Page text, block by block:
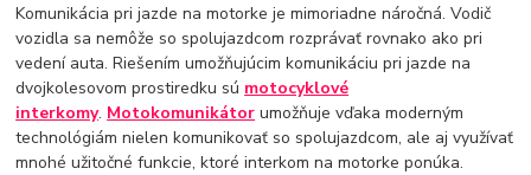
Komunikácia pri jazde na motorke je mimoriadne náročná. Vodič
vozidla sa nemôže so spolujazdcom rozprávať rovnako ako pri
vedení auta. Riešením umožňujúcim komunikáciu pri jazde na
dvojkolesovom prostiredku sú motocyklové
interkomy. Motokomunikátor umožňuje vďaka moderným
technológiám nielen komunikovať so spolujazdcom, ale aj využívať
mnohé užitočné funkcie, ktoré interkom na motorke ponúka.